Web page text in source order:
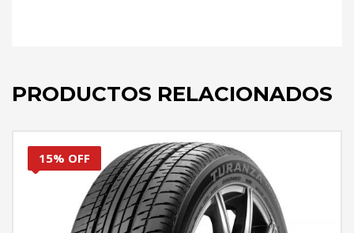
PRODUCTOS RELACIONADOS
15% OFF